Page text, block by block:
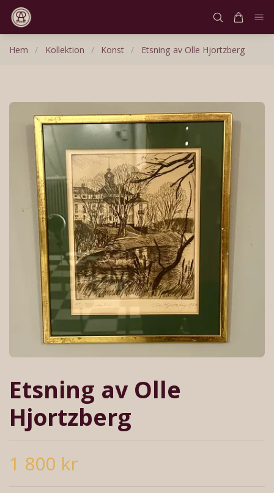
Hem / Kollektion / Konst / Etsning av Olle Hjortzberg
Etsning av Olle
Hjortzberg
1 800 kr